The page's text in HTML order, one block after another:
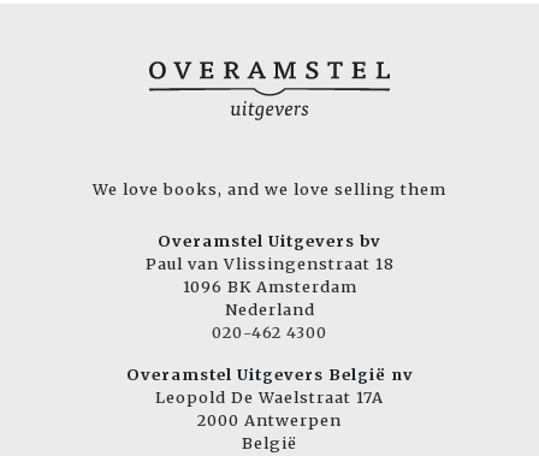
We love books, and we love selling them
Overamstel Uitgevers bv
Paul van Vlissingenstraat 18
1096 BK Amsterdam
Nederland
020-462 4300
Overamstel Uitgevers België nv
Leopold De Waelstraat 17A
2000 Antwerpen
België